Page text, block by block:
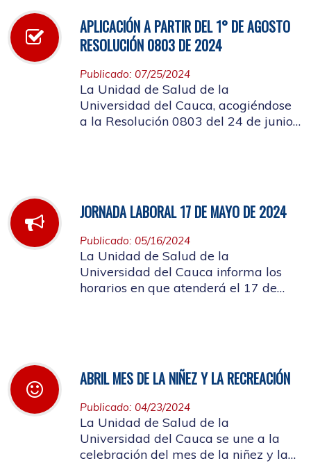
APLICACIÓN A PARTIR DEL 1° DE AGOSTO
RESOLUCIÓN 0803 DE 2024
Publicado: 07/25/2024
La Unidad de Salud de la
Universidad del Cauca, acogiéndose
a la Resolución 0803 del 24 de junio
JORNADA LABORAL 17 DE MAYO DE 2024
Publicado: 05/16/2024
La Unidad de Salud de la
Universidad del Cauca informa los
horarios en que atenderá el 17 de
ABRIL MES DE LA NIÑEZ Y LA RECREACIÓN
Publicado: 04/23/2024
La Unidad de Salud de la
Universidad del Cauca se une a la
celebración del mes de la niñez y la